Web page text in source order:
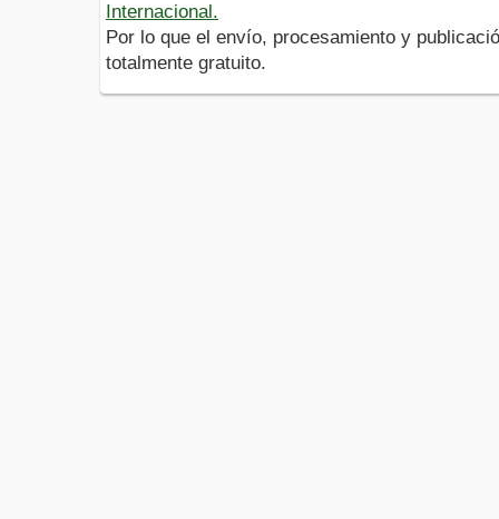
Internacional.
Por lo que el envío, procesamiento y
totalmente gratuito.